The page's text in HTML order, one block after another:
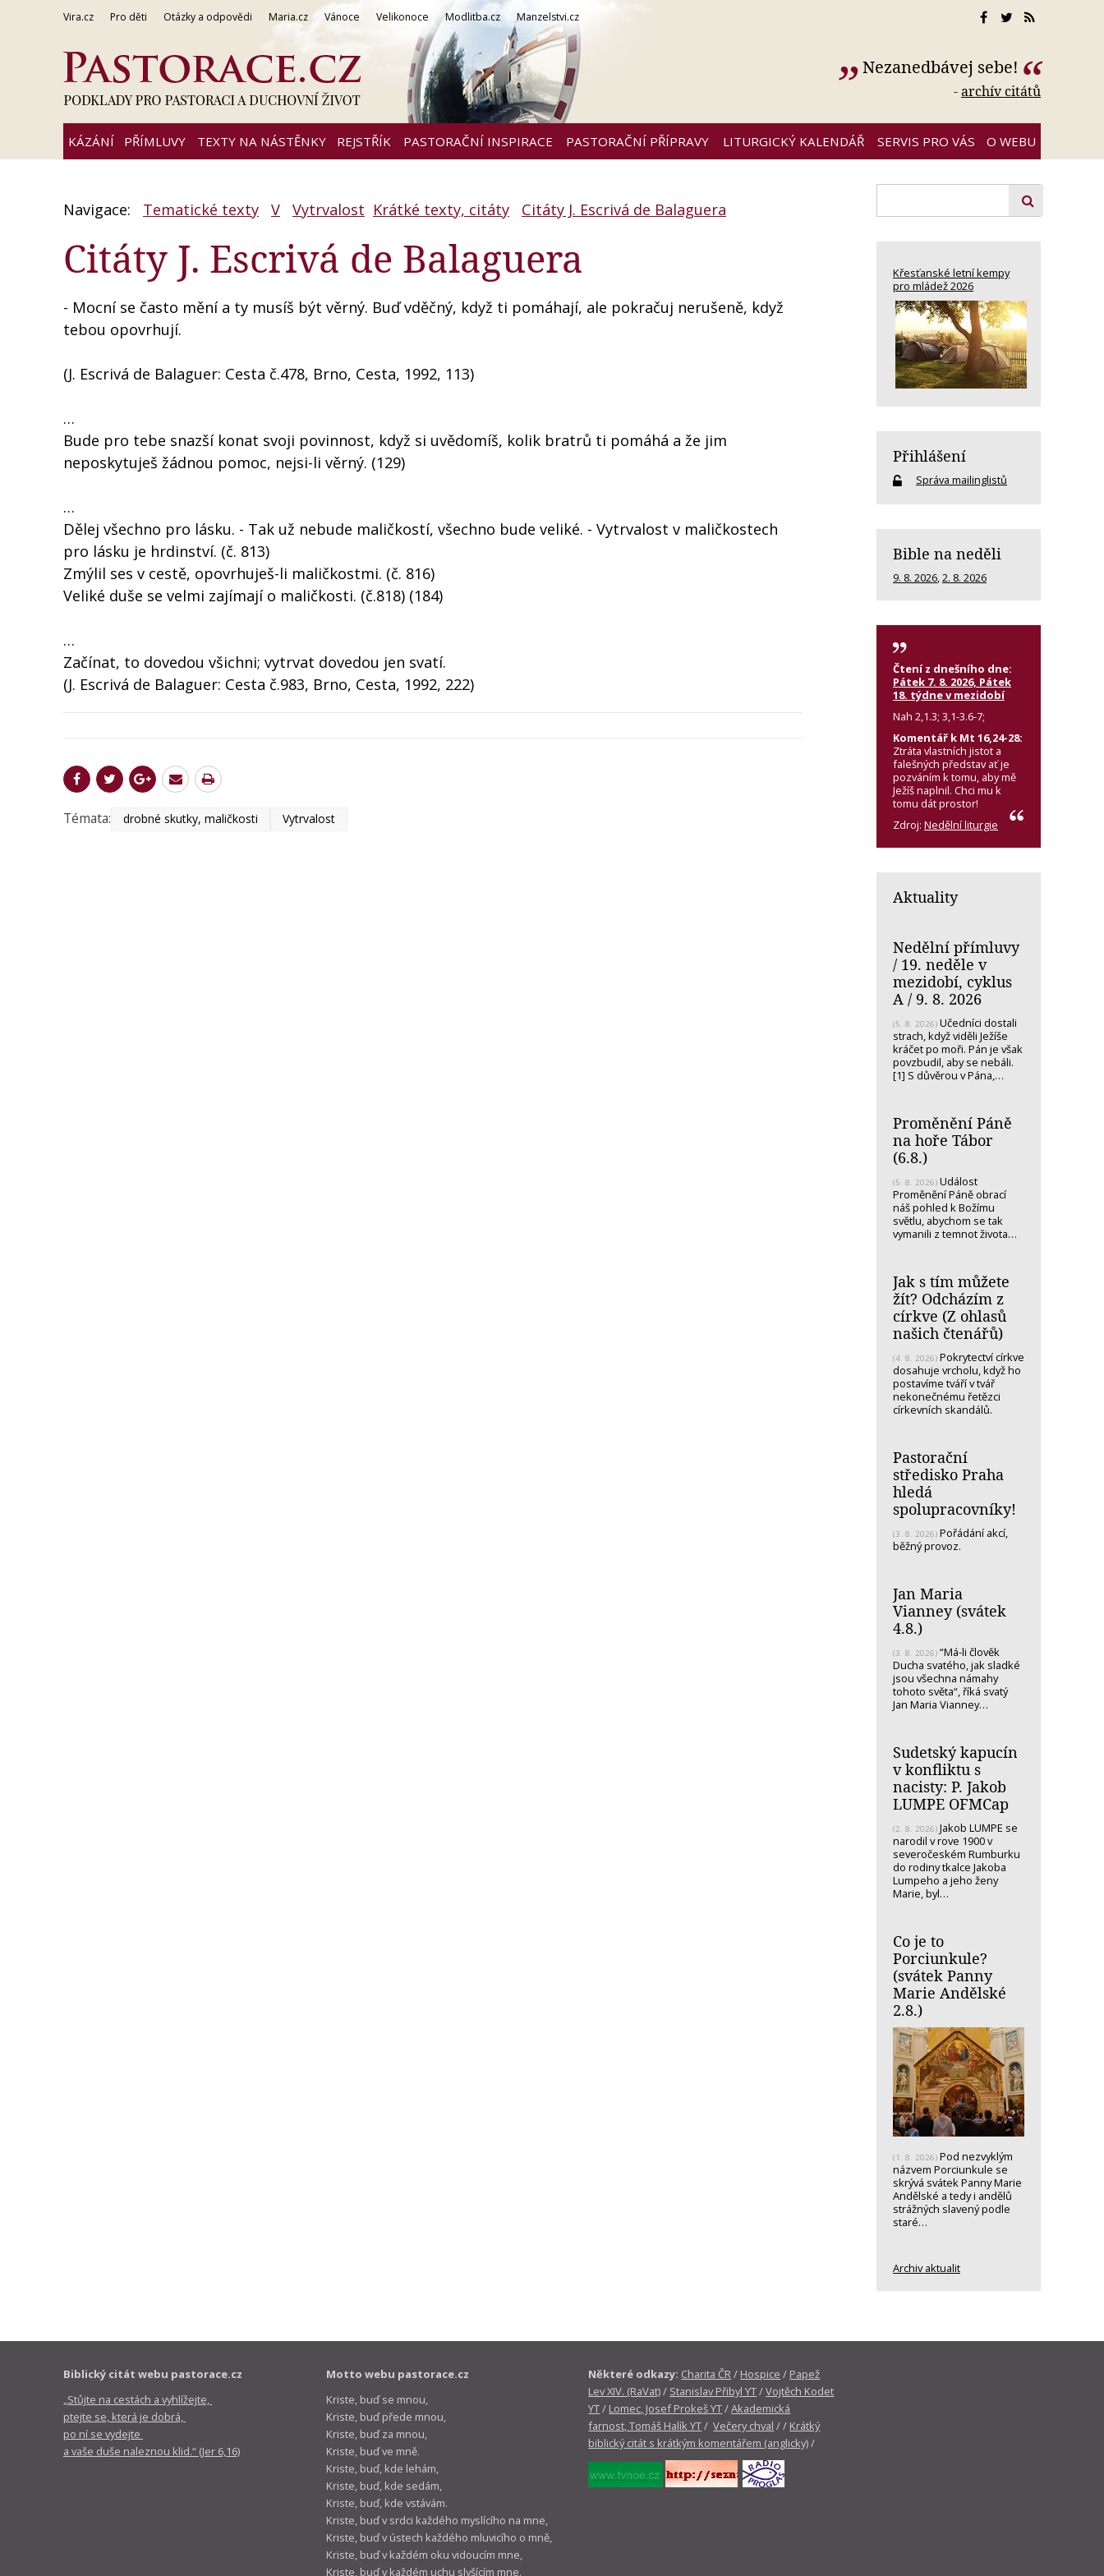
Vira.cz Pro děti Otázky a odpovědi Maria.cz Vánoce Velikonoce Modlitba.cz Manzelstvi.cz
Nezanedbávej sebe!
-archív citátů
KÁZÁNÍ PŘÍMLUVY TEXTY NA NÁSTĚNKY REJSTŘÍK PASTORAČNÍ INSPIRACE PASTORAČNÍ PŘÍPRAVY LITURGICKÝ KALENDÁŘ SERVIS PRO VÁS O WEBU
Navigace: Tematické texty V Vytrvalost Krátké texty, citáty Citáty J. Escrivá de Balaguera
Citáty J. Escrivá de Balaguera
- Mocní se často mění a ty musíš být věrný. Buď vděčný, když ti pomáhají, ale pokračuj nerušeně, když
tebou opovrhují.
(J. Escrivá de Balaguer: Cesta č.478, Brno, Cesta, 1992, 113)
…
Bude pro tebe snazší konat svoji povinnost, když si uvědomíš, kolik bratrů ti pomáhá a že jim
neposkytuješ žádnou pomoc, nejsi-li věrný. (129)
…
Dělej všechno pro lásku. - Tak už nebude maličkostí, všechno bude veliké. - Vytrvalost v maličkostech
pro lásku je hrdinství. (č. 813)
Zmýlil ses v cestě, opovrhuješ-li maličkostmi. (č. 816)
Veliké duše se velmi zajímají o maličkosti. (č.818) (184)
…
Začínat, to dovedou všichni; vytrvat dovedou jen svatí.
(J. Escrivá de Balaguer: Cesta č.983, Brno, Cesta, 1992, 222)
Témata: drobné skutky, maličkosti Vytrvalost
Křesťanské letní kempy
pro mládež 2026
Přihlášení
Správa mailinglistů
Bible na neděli
9. 8. 2026 2. 8. 2026
Čtení z dnešního dne:
Pátek 7. 8. 2026, Pátek
18. týdne v mezidobí
Nah 2,1.3; 3,1-3.6-7;
Komentář k Mt 16,24-28:
Ztráta vlastních jistot a
falešných představ ať je
pozváním k tomu, aby mě
Ježíš naplnil. Chci mu k
tomu dát prostor!
Zdroj: Nedělní liturgie
Aktuality
Nedělní přímluvy
/ 19. neděle v
mezidobí, cyklus
A / 9. 8. 2026
(5. 8. 2026) Učedníci dostali
strach, když viděli Ježíše
kráčet po moři. Pán je však
povzbudil, aby se nebáli.
[1] S důvěrou v Pána,…
Proměnění Páně
na hoře Tábor
(6.8.)
(5. 8. 2026) Událost
Proměnění Páně obrací
náš pohled k Božímu
světlu, abychom se tak
vymanili z temnot života…
Jak s tím můžete
žít? Odcházím z
církve (Z ohlasů
našich čtenářů)
(4. 8. 2026) Pokrytectví církve
dosahuje vrcholu, když ho
postavíme tváří v tvář
nekonečnému řetězci
církevních skandálů.
Pastorační
středisko Praha
hledá
spolupracovníky!
(3. 8. 2026) Pořádání akcí,
běžný provoz.
Jan Maria
Vianney (svátek
4.8.)
(3. 8. 2026) “Má-li člověk
Ducha svatého, jak sladké
jsou všechna námahy
tohoto světa“, říká svatý
Jan Maria Vianney…
Sudetský kapucín
v konfliktu s
nacisty: P. Jakob
LUMPE OFMCap
(2. 8. 2026) Jakob LUMPE se
narodil v rove 1900 v
severočeském Rumburku
do rodiny tkalce Jakoba
Lumpeho a jeho ženy
Marie, byl…
Co je to
Porciunkule?
(svátek Panny
Marie Andělské
2.8.)
(1. 8. 2026) Pod nezvyklým
názvem Porciunkule se
skrývá svátek Panny Marie
Andělské a tedy i andělů
strážných slavený podle
staré…
Archiv aktualit
Biblický citát webu pastorace.cz
„Stůjte na cestách a vyhlížejte,
ptejte se, která je dobrá,
po ní se vydejte
a vaše duše naleznou klid.“ (Jer 6,16)
Motto webu pastorace.cz
Kriste, buď se mnou,
Kriste, buď přede mnou,
Kriste, buď za mnou,
Kriste, buď ve mně.
Kriste, buď, kde lehám,
Kriste, buď, kde sedám,
Kriste, buď, kde vstávám.
Kriste, buď v srdci každého myslícího na mne,
Kriste, buď v ústech každého mluvicího o mně,
Kriste, buď v každém oku vidoucím mne,
Kriste, buď v každém uchu slyšícím mne.
Některé odkazy: Charita ČR/ Hospice / Papež
Lev XIV. (RaVat)/ Stanislav Přibyl YT/Vojtěch Kodet
YT/ Lomec, Josef Prokeš YT/Akademická
farnost, Tomáš Halík YT/Večery chval / / Krátký
biblický citát s krátkým komentářem (anglicky)/